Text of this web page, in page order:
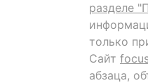
разделе
только
Сайт
абзаца,